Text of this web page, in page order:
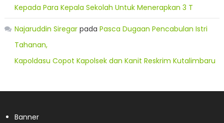
Kepada Para Kepala Sekolah Untuk Menerapkan 3 T
Najaruddin Siregarpada Pasca Dugaan Pencabulan Istri
Tahanan,
Kapoldasu Copot Kapolsek dan Kanit Reskrim Kutalimbaru
Banner